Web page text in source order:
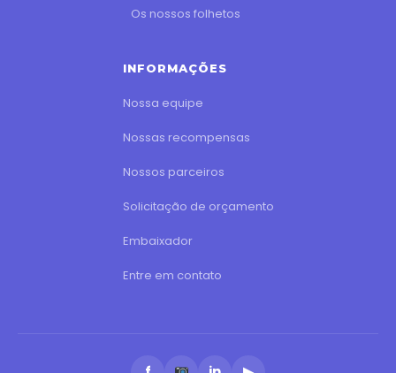
Os nossos folhetos
INFORMAÇÕES
Nossa equipe
Nossas recompensas
Nossos parceiros
Solicitação de orçamento
Embaixador
Entre em contato